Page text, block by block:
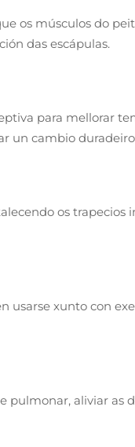
os músculos do
das escápulas.
para mellorar
un cambio
os trapecios
xunto con
aliviar as